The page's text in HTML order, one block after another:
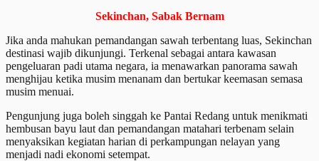
Sekinchan, Sabak Bernam
Jika anda mahukan pemandangan sawah terbentang luas, Sekinchan
destinasi wajib dikunjungi. Terkenal sebagai antara kawasan
pengeluaran padi utama negara, ia menawarkan panorama sawah
menghijau ketika musim menanam dan bertukar keemasan semasa
musim menuai.
Pengunjung juga boleh singgah ke Pantai Redang untuk menikmati
hembusan bayu laut dan pemandangan matahari terbenam selain
menyaksikan kegiatan harian di perkampungan nelayan yang
menjadi nadi ekonomi setempat.